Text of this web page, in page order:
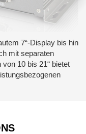
7“-Display bis hin
mit separaten
10 bis 21“ bietet